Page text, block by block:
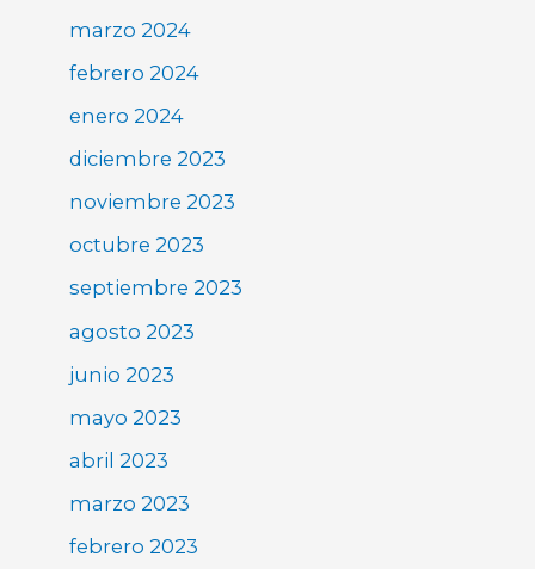
marzo 2024
febrero 2024
enero 2024
diciembre 2023
noviembre 2023
octubre 2023
septiembre 2023
agosto 2023
junio 2023
mayo 2023
abril 2023
marzo 2023
febrero 2023